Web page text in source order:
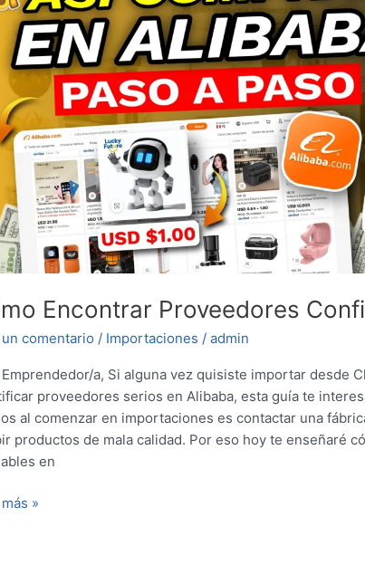
Encontrar Proveedores
comentario / Importaciones /admin
Emprendedor/a, Si alguna vez quisiste importar desde
proveedores serios en Alibaba, esta guía te
al comenzar en importaciones es contactar una
productos de mala calidad. Por eso hoy te enseñaré
en
»